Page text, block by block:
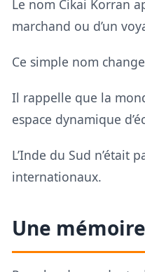
Le nom Cikai Korran
marchand ou d’un
Ce simple nom
Il rappelle que la
espace dynamique
L’Inde du Sud n’était
internationaux.
Une